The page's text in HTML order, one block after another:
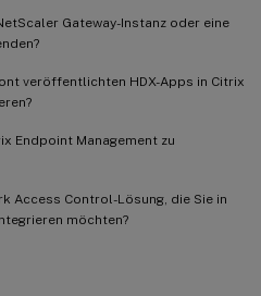
Gateway-Instanz oder eine
veröffentlichten HDX-Apps in Citrix
Endpoint Management zu
Access Control-Lösung, die Sie in
möchten?